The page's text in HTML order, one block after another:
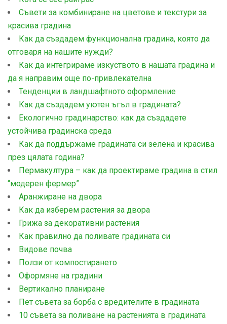
Съвети за комбиниране на цветове и текстури за
красива градина
Как да създадем функционална градина, която да
отговаря на нашите нужди?
Как да интегрираме изкуството в нашата градина и
да я направим още по-привлекателна
Тенденции в ландшафтното оформление
Как да създадем уютен ъгъл в градината?
Екологично градинарство: как да създадете
устойчива градинска среда
Как да поддържаме градината си зелена и красива
през цялата година?
Пермакултура – как да проектираме градина в стил
“модерен фермер”
Aранжиране на двора
Как да изберем растения за двора
Грижа за декоративни растения
Как правилно да поливате градината си
Видове почва
Ползи от компостирането
Оформяне на градини
Вертикално планиране
Пет съвета за борба с вредителите в градината
10 съвета за поливане на растенията в градината